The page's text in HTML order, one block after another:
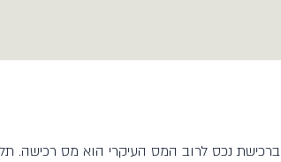
ברכישת נכס לרוב המס העיקרי הוא מס רכישה.